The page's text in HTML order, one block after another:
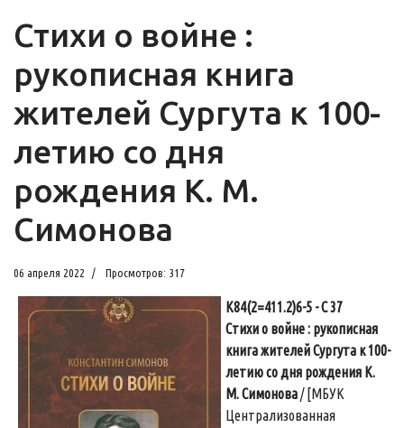
Стихи о войне :
рукописная книга
жителей Сургута к 100-
летию со дня
рождения К. М.
Симонова
06 апреля 2022 Просмотров: 317
К84(2=411.2)6-5 - С 37
Стихи о войне : рукописная
книга жителей Сургута к 100-
летию со дня рождения К.
М. Симонова/ [МБУК
Централизованная